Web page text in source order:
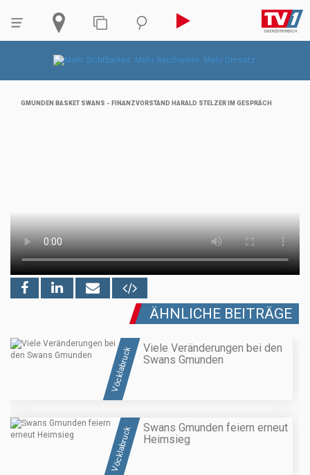
GMUNDEN BASKET SWANS - FINANZVORSTAND HARALD STELZER IM GESPRÄCH
ÄHNLICHE BEITRÄGE
Vöcklabruck
Viele Veränderungen bei den
Swans Gmunden
Vöcklabruck
Swans Gmunden feiern erneut
Heimsieg